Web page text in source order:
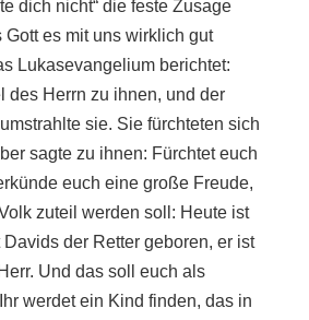
dich nicht“ die feste Zusage
es mit uns wirklich gut
Lukasevangelium berichtet:
des Herrn zu ihnen, und der
sie. Sie fürchteten sich
sagte zu ihnen: Fürchtet euch
euch eine große Freude,
zuteil werden soll: Heute ist
der Retter geboren, er ist
Und das soll euch als
werdet ein Kind finden, das in